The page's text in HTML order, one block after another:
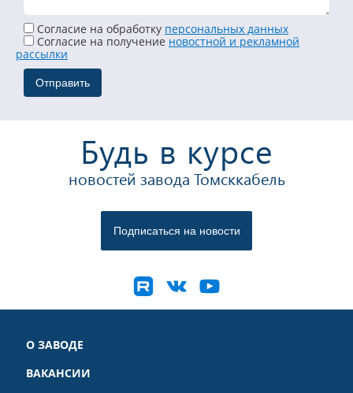
Согласие на обработку персональных данных
Cогласие на получение новостной и рекламной
рассылки
Будь в курсе
новостей завода Томсккабель
О ЗАВОДЕ
ВАКАНСИИ